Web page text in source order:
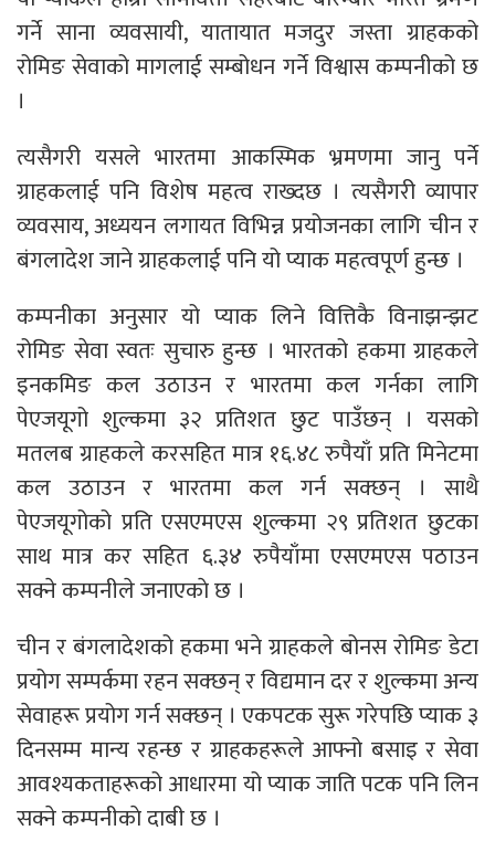
गर्ने साना व्यवसायी, यातायात मजदुर जस्ता ग्राहकको
रोमिङ सेवाको मागलाई सम्बोधन गर्ने विश्वास कम्पनीको छ
।
त्यसैगरी यसले भारतमा आकस्मिक भ्रमणमा जानु पर्ने
ग्राहकलाई पनि विशेष महत्व राख्दछ । त्यसैगरी व्यापार
व्यवसाय, अध्ययन लगायत विभिन्न प्रयोजनका लागि चीन र
बंगलादेश जाने ग्राहकलाई पनि यो प्याक महत्वपूर्ण हुन्छ ।
कम्पनीका अनुसार यो प्याक लिने वित्तिकै विनाझन्झट
रोमिङ सेवा स्वतः सुचारु हुन्छ । भारतको हकमा ग्राहकले
इनकमिङ कल उठाउन र भारतमा कल गर्नका लागि
पेएजयूगो शुल्कमा ३२ प्रतिशत छुट पाउँछन् । यसको
मतलब ग्राहकले करसहित मात्र १६.४८ रुपैयाँ प्रति मिनेटमा
कल उठाउन र भारतमा कल गर्न सक्छन् । साथै
पेएजयूगोको प्रति एसएमएस शुल्कमा २९ प्रतिशत छुटका
साथ मात्र कर सहित ६.३४ रुपैयाँमा एसएमएस पठाउन
सक्ने कम्पनीले जनाएकाे छ ।
चीन र बंगलादेशको हकमा भने ग्राहकले बोनस रोमिङ डेटा
प्रयोग सम्पर्कमा रहन सक्छन् र विद्यमान दर र शुल्कमा अन्य
सेवाहरू प्रयोग गर्न सक्छन् । एकपटक सुरू गरेपछि प्याक ३
दिनसम्म मान्य रहन्छ र ग्राहकहरूले आफ्नो बसाइ र सेवा
आवश्यकताहरूको आधारमा यो प्याक जाति पटक पनि लिन
सक्ने कम्पनीकाे दाबी छ ।